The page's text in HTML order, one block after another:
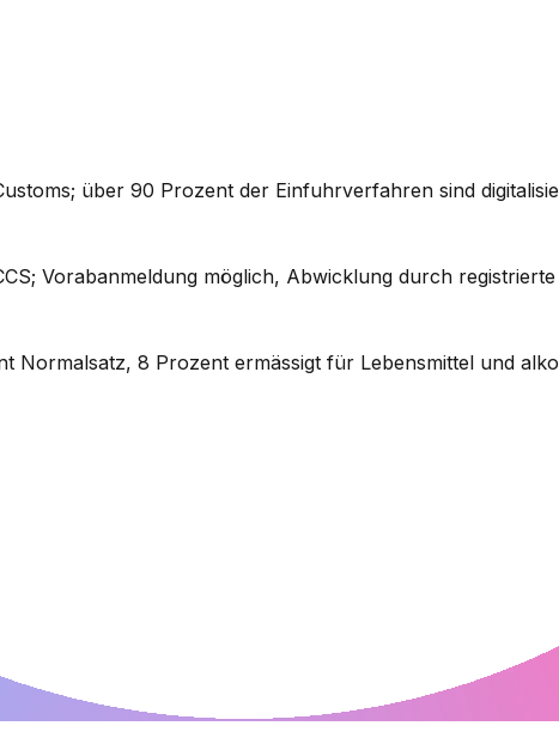
über 90 Prozent der Einfuhrverfahren sind
Vorabanmeldung möglich, Abwicklung durch
Normalsatz, 8 Prozent ermässigt für Lebensmittel und